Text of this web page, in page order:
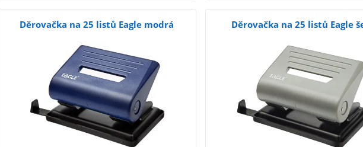
Děrovačka na 25 listů Eagle modrá Děrovačka na 25 listů Eagle